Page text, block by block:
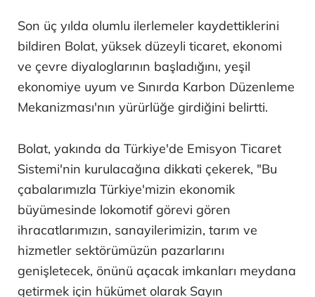
Son üç yılda olumlu ilerlemeler kaydettiklerini
bildiren Bolat, yüksek düzeyli ticaret, ekonomi
ve çevre diyaloglarının başladığını, yeşil
ekonomiye uyum ve Sınırda Karbon Düzenleme
Mekanizması'nın yürürlüğe girdiğini belirtti.
Bolat, yakında da Türkiye'de Emisyon Ticaret
Sistemi'nin kurulacağına dikkati çekerek, "Bu
çabalarımızla Türkiye'mizin ekonomik
büyümesinde lokomotif görevi gören
ihracatlarımızın, sanayilerimizin, tarım ve
hizmetler sektörümüzün pazarlarını
genişletecek, önünü açacak imkanları meydana
getirmek için hükümet olarak Sayın